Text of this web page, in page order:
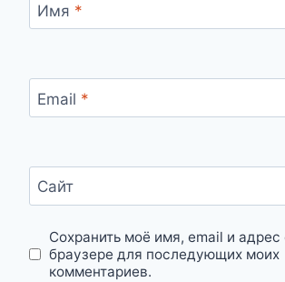
Имя *
Email *
Сайт
Сохранить моё имя, email и адрес
браузере для последующих моих
комментариев.